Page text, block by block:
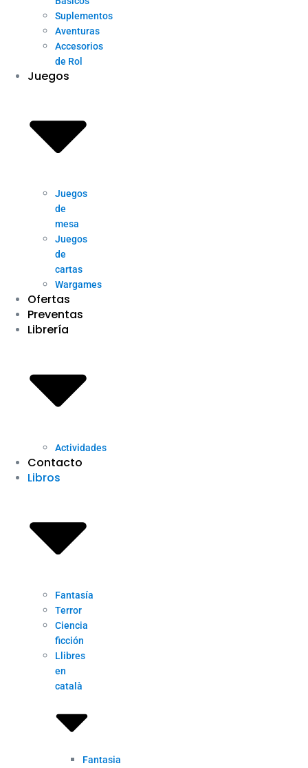
Suplementos
Aventuras
Accesorios
de Rol
Juegos
Juegos
de
mesa
Juegos
de
cartas
Wargames
Ofertas
Preventas
Librería
Actividades
Contacto
Libros
Fantasía
Terror
Ciencia
ficción
Llibres
en
català
Fantasia